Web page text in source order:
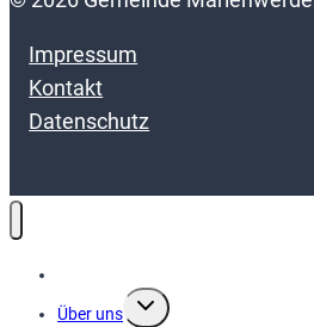
Impressum
Kontakt
Datenschutz
Über uns Untermenü